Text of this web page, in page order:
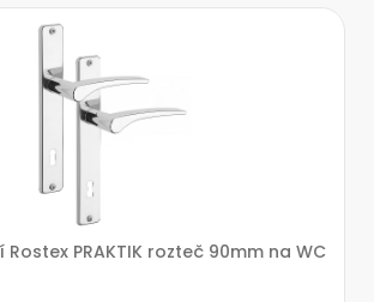
PRAKTIK rozteč 90mm na WC